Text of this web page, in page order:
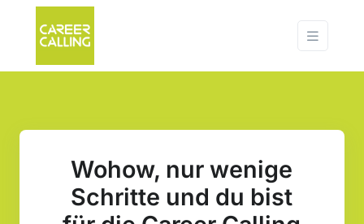
Wohow, nur wenige
Schritte und du bist